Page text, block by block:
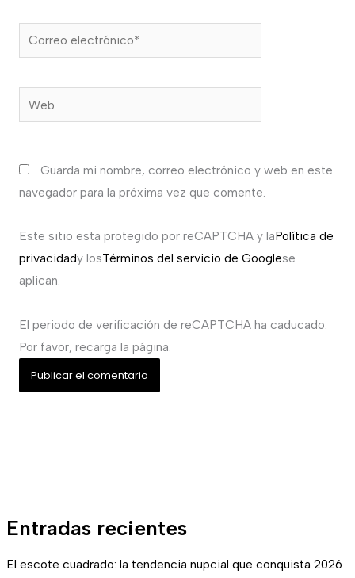
Entradas recientes
El escote cuadrado: la tendencia nupcial que conquista 2026
Correo
electrónico*
Web
Guarda mi nombre, correo electrónico y web en este
navegador para la próxima vez que comente.
Este sitio esta protegido por reCAPTCHA y laPolítica de
privacidady losTérminos del servicio de Googlese
aplican.
El periodo de verificación de reCAPTCHA ha caducado.
Por favor, recarga la página.